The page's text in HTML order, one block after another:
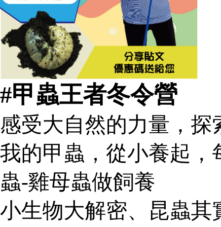
#甲蟲王者冬令營
感受大自然的力量，探
我的甲蟲，從小養起
蟲-雞母蟲做飼養
小生物大解密、昆蟲其